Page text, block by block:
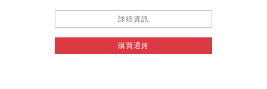
詳細資訊
購買通路